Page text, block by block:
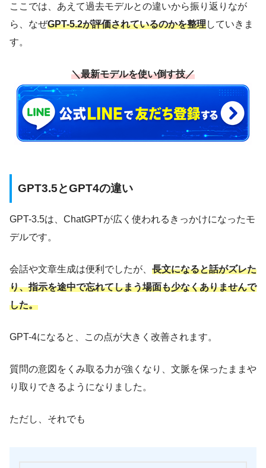
ここでは、あえて過去モデルとの違いから振り返りなが
ら、なぜGPT-5.2が評価されているのかを整理していきま
す。
＼最新モデルを使い倒す技／
GPT3.5とGPT4の違い
GPT-3.5は、ChatGPTが広く使われるきっかけになったモ
デルです。
会話や文章生成は便利でしたが、 長文になると話がズレた
り、指示を途中で忘れてしまう場面も少なくありませんで
した。
GPT-4になると、この点が大きく改善されます。
質問の意図をくみ取る力が強くなり、文脈を保ったままや
り取りできるようになりました。
ただし、それでも